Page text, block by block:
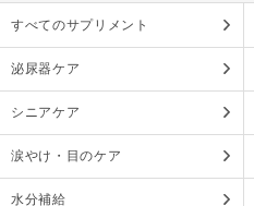
すべてのサプリメント
泌尿器ケア
シニアケア
涙やけ・目のケア
水分補給